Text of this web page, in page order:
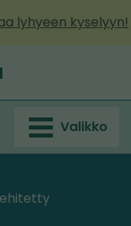
lyhyeen kyselyyn!
Valikko